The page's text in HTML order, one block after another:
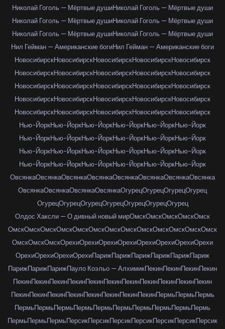
Николай Гоголь — Мёртвые душиНиколай Гоголь — Мёртвые души
Николай Гоголь — Мёртвые душиНиколай Гоголь — Мёртвые души
Николай Гоголь — Мёртвые душиНиколай Гоголь — Мёртвые души
Нил Гейман — Американские богиНил Гейман — Американские боги
НовосибирскНовосибирскНовосибирскНовосибирскНовосибирск
НовосибирскНовосибирскНовосибирскНовосибирскНовосибирск
НовосибирскНовосибирскНовосибирскНовосибирскНовосибирск
НовосибирскНовосибирскНовосибирскНовосибирскНовосибирск
НовосибирскНовосибирскНовосибирскНовосибирскНовосибирск
Нью-ЙоркНью-ЙоркНью-ЙоркНью-ЙоркНью-ЙоркНью-Йорк
Нью-ЙоркНью-ЙоркНью-ЙоркНью-ЙоркНью-ЙоркНью-Йорк
Нью-ЙоркНью-ЙоркНью-ЙоркНью-ЙоркНью-ЙоркНью-Йорк
Нью-ЙоркНью-ЙоркНью-ЙоркНью-ЙоркНью-ЙоркНью-Йорк
ОвсянкаОвсянкаОвсянкаОвсянкаОвсянкаОвсянкаОвсянкаОвсянка
ОвсянкаОвсянкаОвсянкаОвсянкаОгурецОгурецОгурецОгурец
ОгурецОгурецОгурецОгурецОгурецОгурецОгурец
Олдос Хаксли — О дивный новый мирОмскОмскОмскОмскОмск
ОмскОмскОмскОмскОмскОмскОмскОмскОмскОмскОмскОмскОмск
ОмскОмскОмскОрехиОрехиОрехиОрехиОрехиОрехиОрехиОрехи
ОрехиОрехиОрехиОрехиПарижПарижПарижПарижПарижПариж
ПарижПарижПарижПауло Коэльо — АлхимикПекинПекинПекинПекин
ПекинПекинПекинПекинПекинПекинПекинПекинПекинПекинПекин
ПекинПекинПекинПекинПекинПекинПекинПекинПермьПермьПермь
ПермьПермьПермьПермьПермьПермьПермьПермьПермьПермь
ПермьПермьПермьПерсикПерсикПерсикПерсикПерсикПерсикПерсик